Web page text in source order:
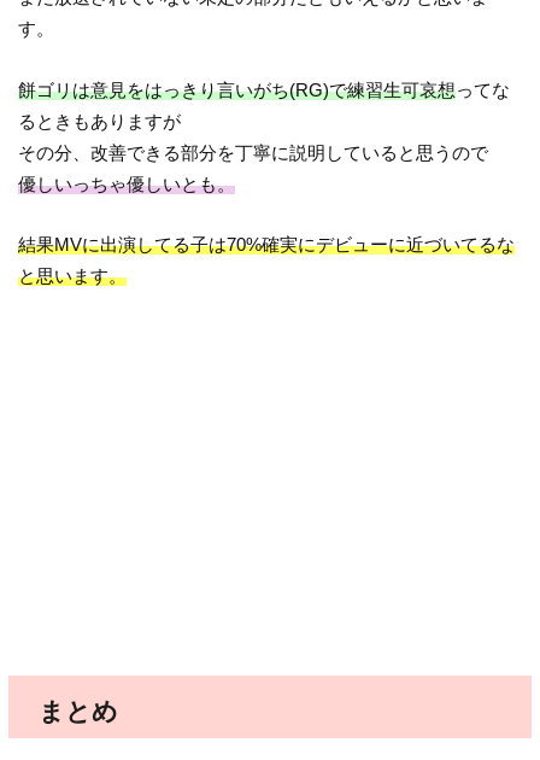
す。
餅ゴリは意見をはっきり言いがち(RG)で練習生可哀想ってな
るときもありますが
その分、改善できる部分を丁寧に説明していると思うので
優しいっちゃ優しいとも。
結果MVに出演してる子は70%確実にデビューに近づいてるな
と思います。
まとめ